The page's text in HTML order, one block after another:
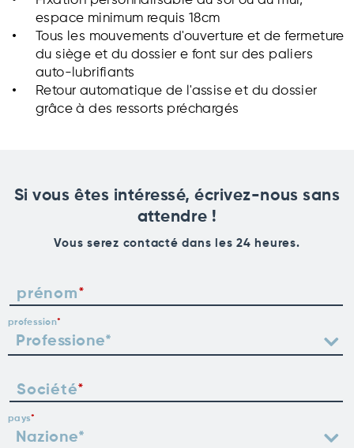
espace minimum requis 18cm
Tous les mouvements d'ouverture et de fermeture
du siège et du dossier e font sur des paliers
auto-lubrifiants
Retour automatique de l'assise et du dossier
grâce à des ressorts préchargés
Si vous êtes intéressé, écrivez-nous sans
attendre !
Vous serez contacté dans les 24 heures.
prénom
profession
Société
pays